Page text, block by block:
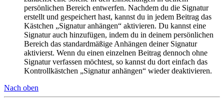
persönlichen Bereich entwerfen. Nachdem du die Signatur
erstellt und gespeichert hast, kannst du in jedem Beitrag das
Kästchen „Signatur anhängen“ aktivieren. Du kannst eine
Signatur auch hinzufügen, indem du in deinem persönlichen
Bereich das standardmäßige Anhängen deiner Signatur
aktivierst. Wenn du einen einzelnen Beitrag dennoch ohne
Signatur verfassen möchtest, so kannst du dort einfach das
Kontrollkästchen „Signatur anhängen“ wieder deaktivieren.
Nach oben